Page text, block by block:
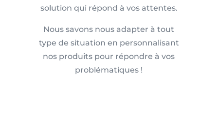
solution qui répond à vos attentes.
Nous savons nous adapter à tout
type de situation en personnalisant
nos produits pour répondre à vos
problématiques !